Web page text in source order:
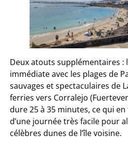
Deux atouts supplémentaires :
immédiate avec les plages de
sauvages et spectaculaires de
ferries vers Corralejo
dure 25 à 35 minutes, ce qui
d’une journée très facile pour
célèbres dunes de l’île voisine.